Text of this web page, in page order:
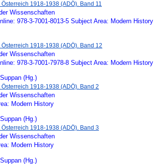
1918-1938 (ADÖ). Band 11
Wissenschaften
978-3-7001-8013-5 Subject Area: Modern History
1918-1938 (ADÖ). Band 12
Wissenschaften
978-3-7001-7978-8 Subject Area: Modern History
(Hg.)
1918-1938 (ADÖ). Band 2
Wissenschaften
Modern History
(Hg.)
1918-1938 (ADÖ). Band 3
Wissenschaften
Modern History
(Hg.)